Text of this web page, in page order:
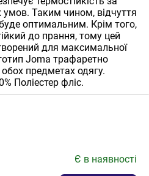
умов. Таким чином, відчуття
оптимальним. Крім того,
до прання, тому цей
для максимальної
Joma трафаретно
предметах одягу.
Поліестер фліс.
Є в наявності